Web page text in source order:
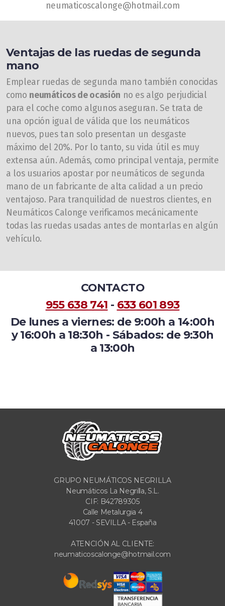
neumaticoscalonge@hotmail.com
Ventajas de las ruedas de segunda
mano
Emplear ruedas de segunda mano también conocidas
como neumáticos de ocasión no es algo perjudicial
para el coche como algunos aseguran. Se trata de
una opción igual de válida que los neumáticos
nuevos, pues tan solo presentan un desgaste
máximo del 20%. Por lo tanto, su vida útil es muy
extensa aún. Además, como principal ventaja, permite
a los usuarios apostar por neumáticos de segunda
mano de un fabricante de alta calidad a un precio
ventajoso. Para tranquilidad de nuestros clientes, en
Neumáticos Calonge verificamos mecánicamente
todas las ruedas usadas antes de montarlas en algún
vehículo.
CONTACTO
955 638 741 - 633 601 893
De lunes a viernes: de 9:00h a 14:00h
y 16:00h a 18:30h - Sábados: de 9:30h
a 13:00h
GRUPO NEUMÁTICOS NEGRILLA
Neumáticos La Negrilla, S.L.
CIF: B42789305
Calle Metalurgia 4
41007 - SEVILLA - España
ATENCIÓN AL CLIENTE:
neumaticoscalonge@hotmail.com